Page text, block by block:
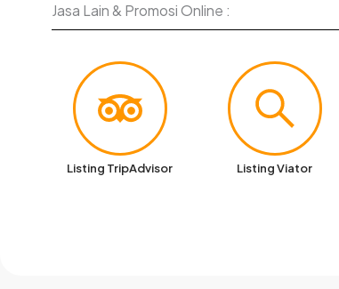
Jasa Lain & Promosi Online :
Listing TripAdvisor Listing Viator